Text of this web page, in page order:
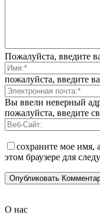
Пожалуйста, введите
пожалуйста, введите
Вы ввели неверный
пожалуйста, введите
сохраните мое имя,
этом браузере для
О нас